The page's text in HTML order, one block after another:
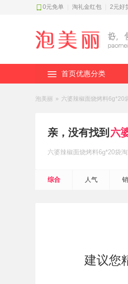
0元免单 淘礼金红包 2元好
首页优惠分类
泡美丽 » 六婆辣椒面烧烤料6g*20
亲，没有找到 六
六婆辣椒面烧烤料6g*20袋
综合 人气
建议您